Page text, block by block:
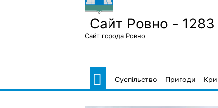
Сайт Ровно - 1283
Сайт города Ровно
Суспільство Пригоди